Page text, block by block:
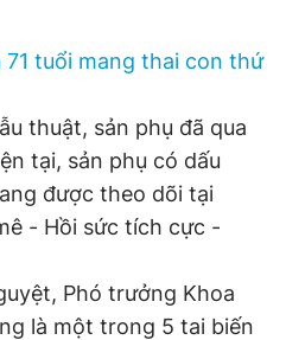
71 tuổi mang thai con thứ
thuật, sản phụ đã qua
tại, sản phụ có dấu
được theo dõi tại
- Hồi sức tích cực -
Phó trưởng Khoa
là một trong 5 tai biến